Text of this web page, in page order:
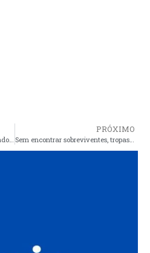
Um prefeito a cada 8 dias é cassado no Brasil
PRÓXIMO
Sem encontrar sobreviventes, tropas de Israel encerram colaboração em Brumadinho